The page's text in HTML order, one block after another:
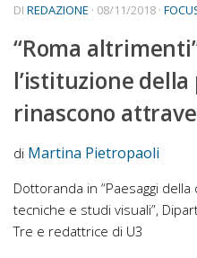
DI REDAZIONE · 08/11/2018 ·
“Roma
l’istituzione della
rinascono
di Martina Pietropaoli
Dottoranda in “Paesaggi
tecniche e studi visuali”,
Tre e redattrice di U3